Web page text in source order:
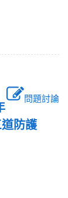
問題討論
防護